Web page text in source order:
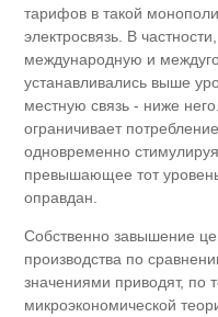
тарифов в такой
электросвязь. В
международную и
устанавливались выше
местную связь - ниже
ограничивает
одновременно
превышающее тот
оправдан.
Собственно завышение
производства по
значениями приводят, по
микроэкономической